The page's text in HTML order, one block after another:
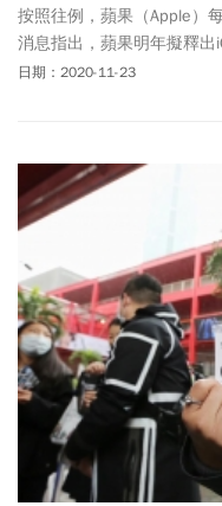
按照往例，蘋果（Apple）
消息指出，蘋果明年擬釋
iPhone機種，預估會有3款
日期：2020-11-23